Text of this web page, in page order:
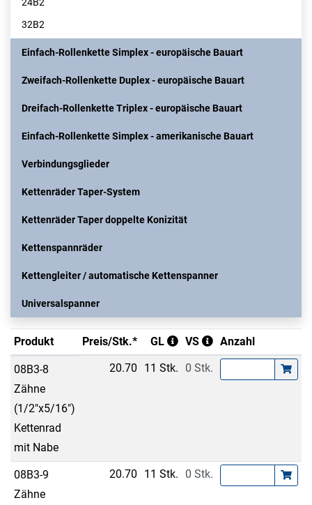
32B2
Einfach-Rollenkette Simplex - europäische Bauart
Zweifach-Rollenkette Duplex - europäische Bauart
Dreifach-Rollenkette Triplex - europäische Bauart
Einfach-Rollenkette Simplex - amerikanische Bauart
Verbindungsglieder
Kettenräder Taper-System
Kettenräder Taper doppelte Konizität
Kettenspannräder
Kettengleiter / automatische Kettenspanner
Universalspanner
Produkt Preis/Stk.* GL VS Anzahl
08B3-8
Zähne
(1/2"x5/16")
Kettenrad
mit Nabe
20.70 11 Stk. 0 Stk.
08B3-9
Zähne
20.70 11 Stk. 0 Stk.